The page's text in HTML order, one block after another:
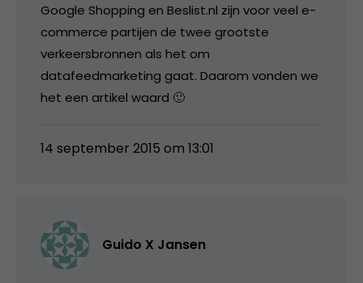
Google Shopping en Beslist.nl zijn voor veel e-
commerce partijen de twee grootste
verkeersbronnen als het om
datafeedmarketing gaat. Daarom vonden we
het een artikel waard 🙂
14 september 2015 om 13:01
Guido X Jansen